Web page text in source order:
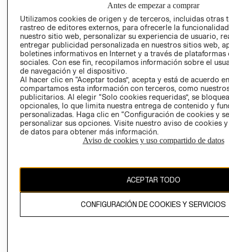
AVISO DE
COOKIES
LIBRO DE
Ecuador ($)
CAMBIAR REGIÓN
El contenido de esta página web está protegido por copyright y es
propiedad de H&M Hennes & Mauritz AB.
Antes de empezar a comprar
Utilizamos cookies de origen y de terceros, incluidas otras
rastreo de editores externos, para ofrecerle la
nuestro sitio web, personalizar su experiencia de usuario,
entregar publicidad personalizada en nuestros sitios web,
boletines informativos en Internet y a través de plataformas
sociales. Con ese fin, recopilamos información sobre el
de navegación y el dispositivo.
Al hacer clic en “Aceptar todas”, acepta y está de acuerdo
compartamos esta información con terceros, como
publicitarios. Al elegir “Solo cookies requeridas”, se
opcionales, lo que limita nuestra entrega de contenido y
personalizadas. Haga clic en “Configuración de cookies y
personalizar sus opciones. Visite nuestro aviso de cookies
de datos para obtener más información.
Aviso de cookies y uso compartido de datos
ACEPTAR TODO
CONFIGURACIÓN DE COOKIES Y SERVICIOS